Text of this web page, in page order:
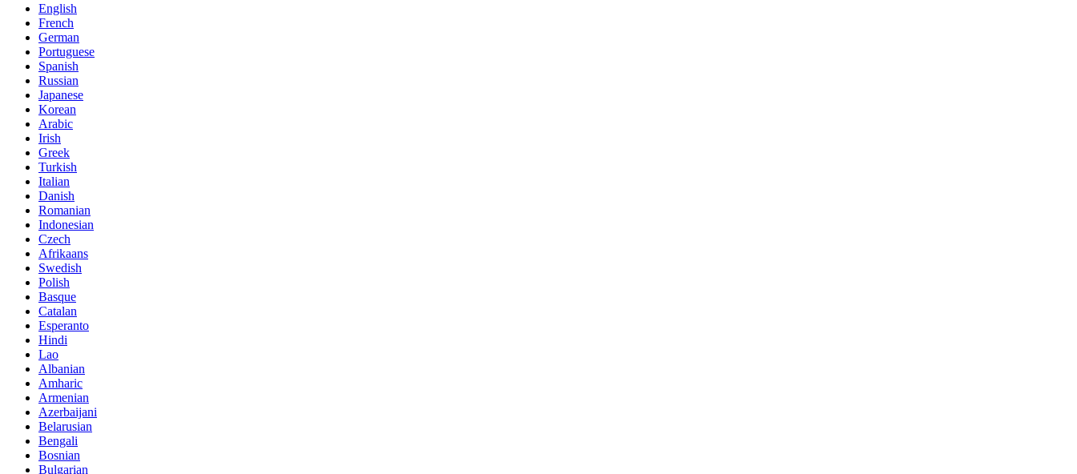
English
French
German
Portuguese
Spanish
Russian
Japanese
Korean
Arabic
Irish
Greek
Turkish
Italian
Danish
Romanian
Indonesian
Czech
Afrikaans
Swedish
Polish
Basque
Catalan
Esperanto
Hindi
Lao
Albanian
Amharic
Armenian
Azerbaijani
Belarusian
Bengali
Bosnian
Bulgarian